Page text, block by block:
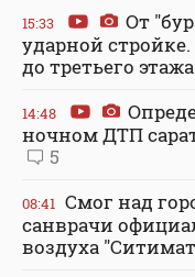
15:33
От
ударной
до третьего этажа
14:48
ночном ДТП
5
08:41 Смог над
санврачи
воздуха